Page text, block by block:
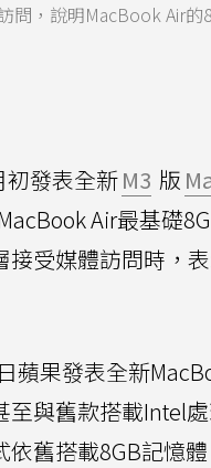
問，說明MacBook Air
初發表全新M3 版
Air最基礎
接受媒體訪問時，
蘋果發表全新
至與舊款搭載Intel
依舊搭載8GB記憶